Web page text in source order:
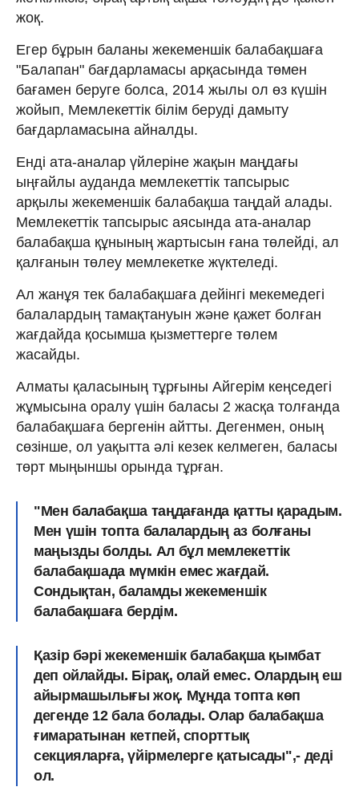
жоқ.
Егер бұрын баланы жекеменшік балабақшаға
"Балапан" бағдарламасы арқасында төмен
бағамен беруге болса, 2014 жылы ол өз күшін
жойып, Мемлекеттік білім беруді дамыту
бағдарламасына айналды.
Енді ата-аналар үйлеріне жақын маңдағы
ыңғайлы ауданда мемлекеттік тапсырыс
арқылы жекеменшік балабақша таңдай алады.
Мемлекеттік тапсырыс аясында ата-аналар
балабақша құнының жартысын ғана төлейді, ал
қалғанын төлеу мемлекетке жүктеледі.
Ал жанұя тек балабақшаға дейінгі мекемедегі
балалардың тамақтануын және қажет болған
жағдайда қосымша қызметтерге төлем
жасайды.
Алматы қаласының тұрғыны Айгерім кеңседегі
жұмысына оралу үшін баласы 2 жасқа толғанда
балабақшаға бергенін айтты. Дегенмен, оның
сөзінше, ол уақытта әлі кезек келмеген, баласы
төрт мыңыншы орында тұрған.
"Мен балабақша таңдағанда қатты қарадым.
Мен үшін топта балалардың аз болғаны
маңызды болды. Ал бұл мемлекеттік
балабақшада мүмкін емес жағдай.
Сондықтан, баламды жекеменшік
балабақшаға бердім.
Қазір бәрі жекеменшік балабақша қымбат
деп ойлайды. Бірақ, олай емес. Олардың еш
айырмашылығы жоқ. Мұнда топта көп
дегенде 12 бала болады. Олар балабақша
ғимаратынан кетпей, спорттық
секцияларға, үйірмелерге қатысады",- деді
ол.